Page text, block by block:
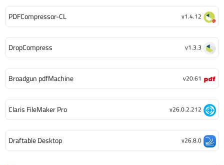
PDFCompressor-CL v1.4.12
DropCompress v1.3.3
Broadgun pdfMachine v20.61
Claris FileMaker Pro v26.0.2.212
Draftable Desktop v26.8.0